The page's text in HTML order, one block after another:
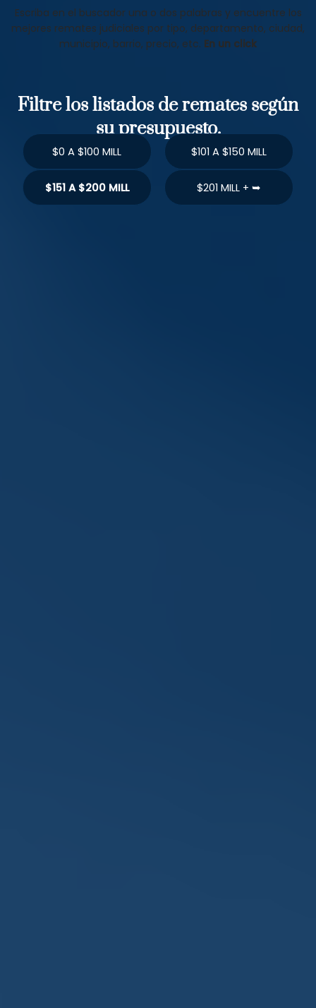
Escriba en el buscador una o dos palabras y encuentre los
mejores remates judiciales por tipo, departamento, ciudad,
municipio, barrio, precio, etc. En un click
Filtre los listados de remates según
su presupuesto.
$0 A $100 MILL $101 A $150 MILL
$151 A $200 MILL $201 MILL + ➥